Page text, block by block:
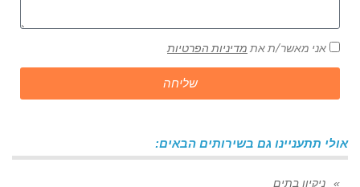
אני מאשר/ת את מדיניות הפרטיות
שליחה
אולי תתעניינו גם בשירותים הבאים:
ניקיון בתים